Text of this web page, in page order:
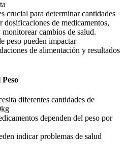
crucial para determinar cantidades
dosificaciones de medicamentos,
cambios de salud.
peso pueden impactar
de alimentación y resultados
diferentes cantidades de
dependen del peso por
indicar problemas de salud